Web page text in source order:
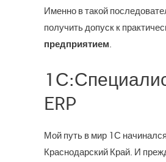
Именно в такой
получить допуск к
предприятием.
ERP
Мой путь в мир 1С
Краснодарский Край. И